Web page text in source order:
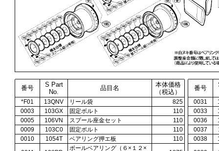
番号
S Part
No.
品目名
本体価格
（税込）
番号
*F01 13QNV リール袋 825 0031
0003
103GX 固定ボルト 110 0033
0005
106VN スプール座金セット 110 0036
0009
103C0 固定ボルト 110 0037
0010
1054T ベアリング押エ板 110 0038
ボールベアリング（６×１２×